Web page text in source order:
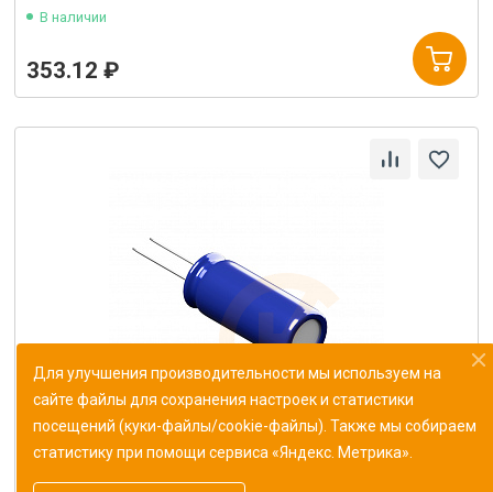
В наличии
353.12 ₽
Конденсатор К10-43в-МП0 187 пФ±1%
ОЖ0.460.165ТУ (Монолит)
Для улучшения производительности мы используем на
сайте файлы для сохранения настроек и статистики
посещений (куки-файлы/cookie-файлы). Также мы собираем
статистику при помощи сервиса «Яндекс. Метрика».